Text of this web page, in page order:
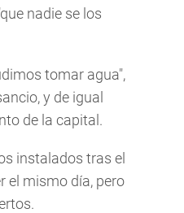
nadie se los
tomar agua",
y de igual
de la capital.
instalados tras el
el mismo día, pero